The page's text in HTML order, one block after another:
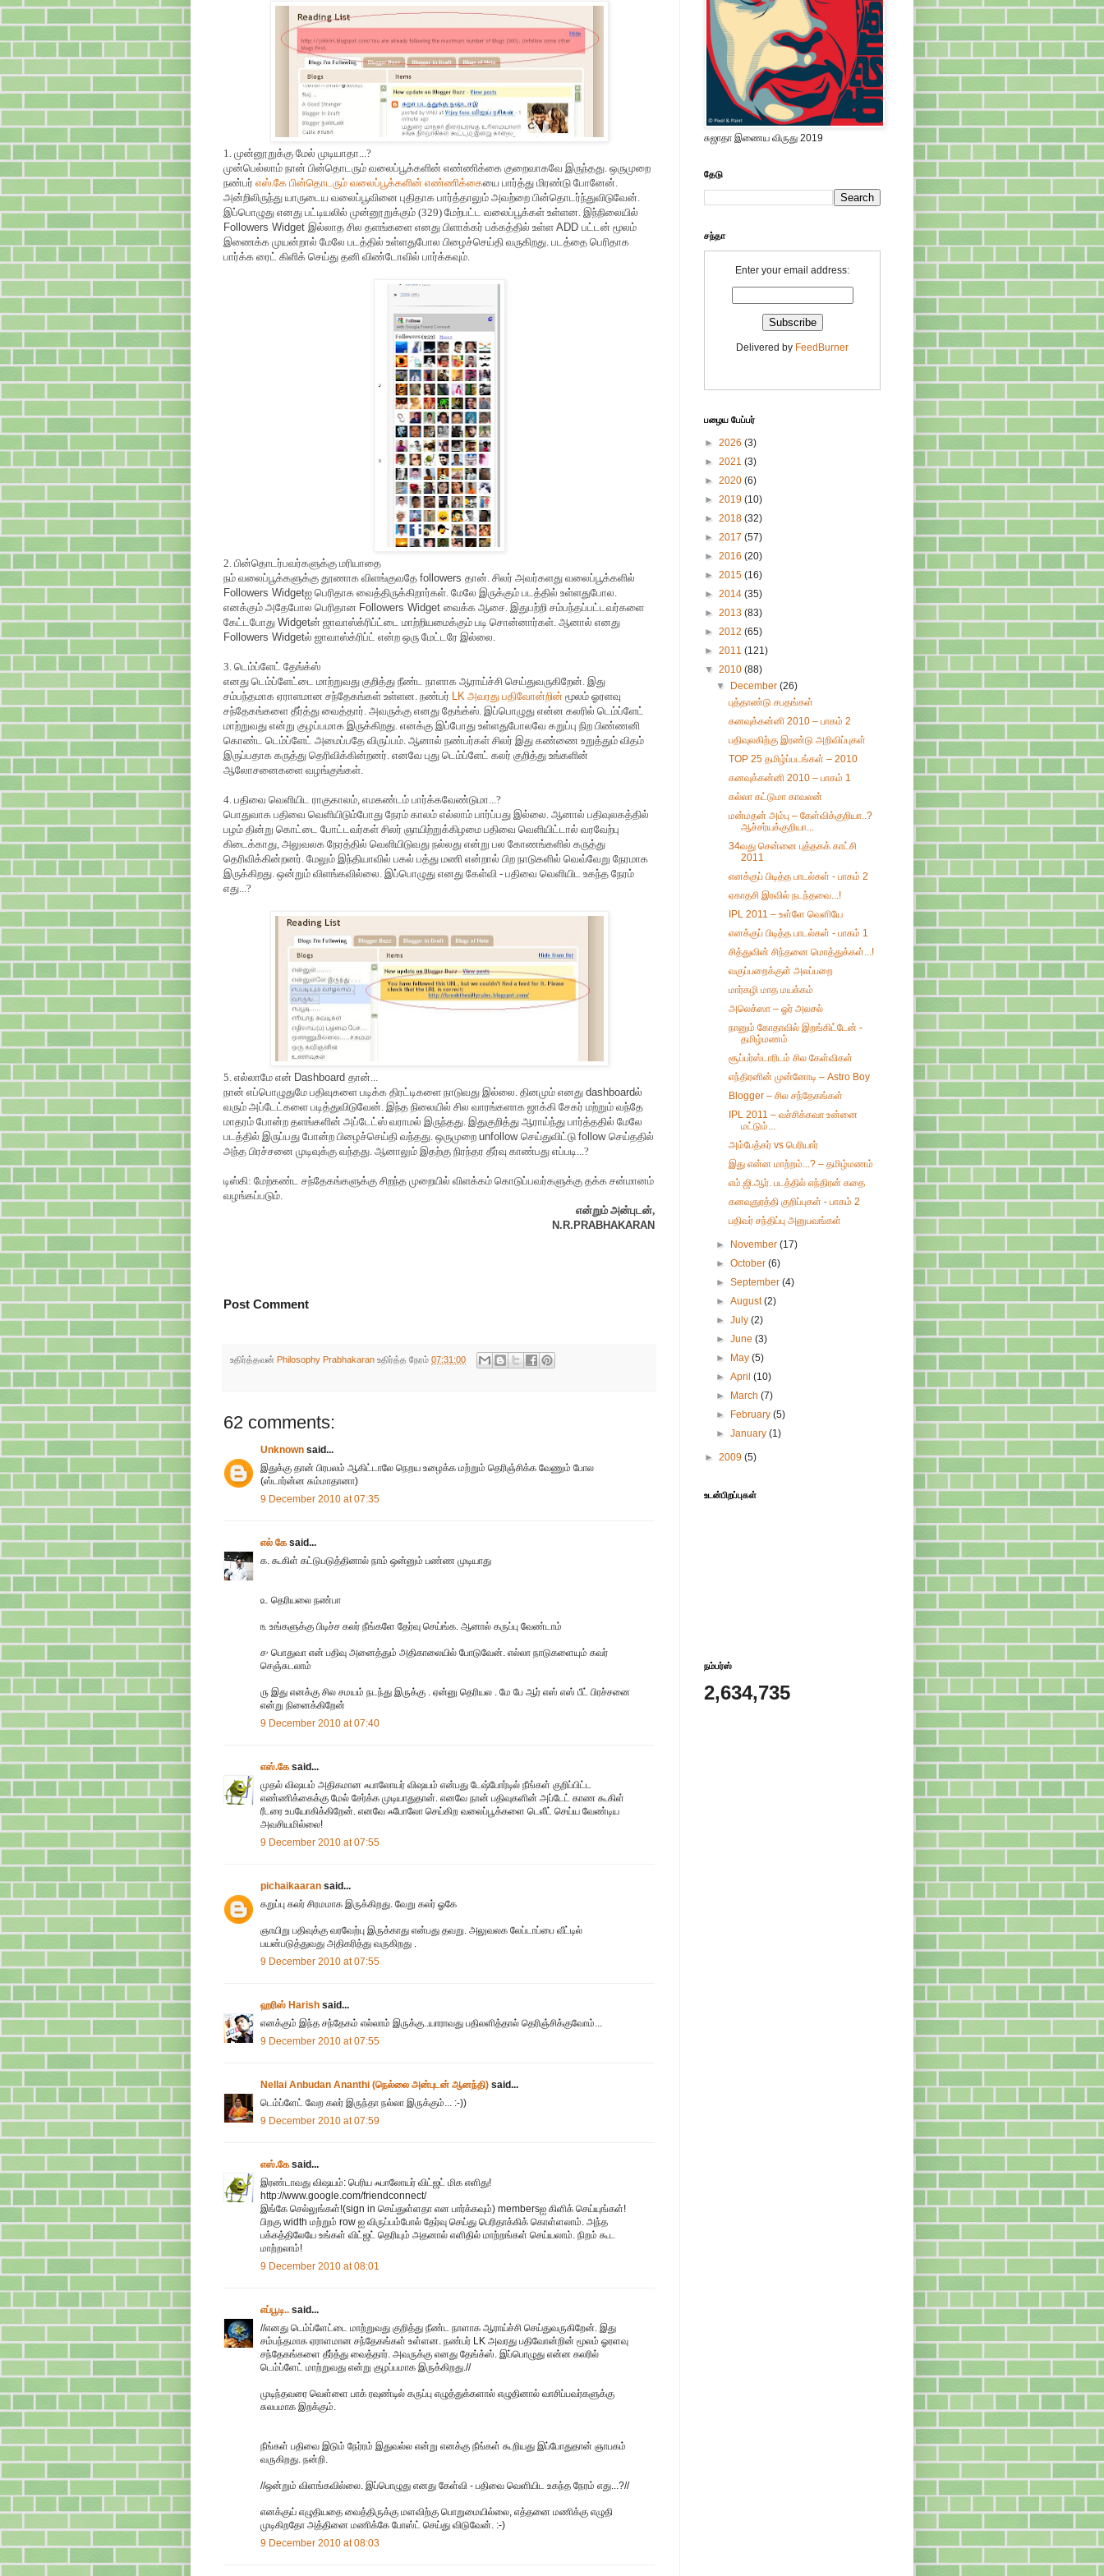
1. முன்னூறுக்கு மேல் முடியாதா...?
முன்பெல்லாம் நான் பின்தொடரும் வலைப்பூக்களின் எண்ணிக்கை குறைவாகவே இருந்தது. ஒருமுறை
நண்பர் எஸ்.கே பின்தொடரும் வலைப்பூக்களின் எண்ணிக்கையை பார்த்து மிரண்டு போனேன்.
அன்றிலிருந்து யாருடைய வலைப்பூவினை புதிதாக பார்த்தாலும் அவற்றை பின்தொடர்ந்துவிடுவேன்.
இப்பொழுது எனது பட்டியலில் முன்னூறுக்கும் (329) மேற்பட்ட வலைப்பூக்கள் உள்ளன. இந்நிலையில்
Followers Widget இல்லாத சில தளங்களை எனது பிளாக்கர் பக்கத்தில் உள்ள ADD பட்டன் மூலம்
இணைக்க முயன்றால் மேலே படத்தில் உள்ளதுபோல பிழைச்செய்தி வருகிறது. படத்தை பெரிதாக
பார்க்க ரைட் கிளிக் செய்து தனி விண்டோவில் பார்க்கவும்.
2. பின்தொடர்பவர்களுக்கு மரியாதை
நம் வலைப்பூக்களுக்கு தூணாக விளங்குவதே followers தான். சிலர் அவர்களது வலைப்பூக்களில்
Followers Widgetஐ பெரிதாக வைத்திருக்கிறார்கள். மேலே இருக்கும் படத்தில் உள்ளதுபோல.
எனக்கும் அதேபோல பெரிதான Followers Widget வைக்க ஆசை. இதுபற்றி சம்பந்தப்பட்டவர்களை
கேட்டபோது Widgetன் ஜாவாஸ்க்ரிப்ட்டை மாற்றியமைக்கும் படி சொன்னார்கள். ஆனால் எனது
Followers Widgetல் ஜாவாஸ்க்ரிப்ட் என்ற ஒரு மேட்டரே இல்லை.
3. டெம்ப்ளேட் தேங்க்ஸ்
எனது டெம்ப்ளேட்டை மாற்றுவது குறித்து நீண்ட நாளாக ஆராய்ச்சி செய்துவருகிறேன். இது
சம்பந்தமாக ஏராளமான சந்தேகங்கள் உள்ளன. நண்பர் LK அவரது பதிவோன்றின் மூலம் ஓரளவு
சந்தேகங்களை தீர்த்து வைத்தார். அவருக்கு எனது தேங்க்ஸ். இப்பொழுது என்ன கலரில் டெம்ப்ளேட்
மாற்றுவது என்று குழப்பமாக இருக்கிறது. எனக்கு இப்போது உள்ளதுபோலவே கறுப்பு நிற பிண்ணனி
கொண்ட டெம்ப்ளேட் அமைப்பதே விருப்பம். ஆனால் நண்பர்கள் சிலர் இது கண்ணை உறுத்தும் விதம்
இருப்பதாக கருத்து தெரிவிக்கின்றனர். எனவே புது டெம்ப்ளேட் கலர் குறித்து உங்களின்
ஆலோசனைகளை வழங்குங்கள்.
4. பதிவை வெளியிட ராகுகாலம், எமகண்டம் பார்க்கவேண்டுமா...?
பொதுவாக பதிவை வெளியிடும்போது நேரம் காலம் எல்லாம் பார்ப்பது இல்லை. ஆனால் பதிவுலகத்தில்
பழம் தின்று கொட்டை போட்டவர்கள் சிலர் ஞாயிற்றுக்கிழமை பதிவை வெளியிட்டால் வரவேற்பு
கிடைக்காது, அலுவலக நேரத்தில் வெளியிடுவது நல்லது என்று பல கோணங்களில் கருத்து
தெரிவிக்கின்றனர். மேலும் இந்தியாவில் பகல் பத்து மணி என்றால் பிற நாடுகளில் வெவ்வேறு நேரமாக
இருக்கிறது. ஒன்றும் விளங்கவில்லை. இப்பொழுது எனது கேள்வி - பதிவை வெளியிட உகந்த நேரம்
எது...?
5. எல்லாமே என் Dashboard தான்...
நான் எப்பொழுதுமே பதிவுகளை படிக்க திரட்டிகளை நாடுவது இல்லை. தினமும் எனது dashboardல்
வரும் அப்டேட்களை படித்துவிடுவேன். இந்த நிலையில் சில வாரங்களாக ஜாக்கி சேகர் மற்றும் வந்தே
மாதரம் போன்ற தளங்களின் அப்டேட்ஸ் வராமல் இருந்தது. இதுகுறித்து ஆராய்ந்து பார்த்ததில் மேலே
படத்தில் இருப்பது போன்ற பிழைச்செய்தி வந்தது. ஒருமுறை unfollow செய்துவிட்டு follow செய்ததில்
அந்த பிரச்சனை முடிவுக்கு வந்தது. ஆனாலும் இதற்கு நிரந்தர தீர்வு காண்பது எப்படி...?
டிஸ்கி: மேற்கண்ட சந்தேகங்களுக்கு சிறந்த முறையில் விளக்கம் கொடுப்பவர்களுக்கு தக்க சன்மானம்
வழங்கப்படும்.
என்றும் அன்புடன்,
N.R.PRABHAKARAN
Post Comment
உதிர்த்தவன் Philosophy Prabhakaran உதிர்த்த நேரம் 07:31:00
62 comments:
Unknown said...
இதுக்கு தான் பிரபலம் ஆகிட்டாலே நெறய உழைக்க மற்றும் தெரிஞ்சிக்க வேணும் போல
(ஸ்டார்ன்ன சும்மாதானா)
9 December 2010 at 07:35
எல் கேsaid...
௧. கூகிள் கட்டுபடுத்தினால் நாம் ஒன்னும் பண்ண முடியாது
௨ தெரியலை நண்பா
௩ உங்களுக்கு பிடிச்ச கலர் நீங்களே தேர்வு செய்ங்க. ஆனால் கருப்பு வேண்டாம்
௪ பொதுவா என் பதிவு அனைத்தும் அதிகாலையில் போடுவேன். எல்லா நாடுகளையும் கவர்
செஞ்சுடலாம்
௫ இது எனக்கு சில சமயம் நடந்து இருக்கு . ஏன்னு தெரியல . மே பே ஆர் எஸ் எஸ் பீட் பிரச்சனை
என்று நினைக்கிறேன்
9 December 2010 at 07:40
எஸ்.கேsaid...
முதல் விஷயம் அதிகமான ஃபாலோயர் விஷயம் என்பது டேஷ்போர்டில் நீங்கள் குறிப்பிட்ட
எண்ணிக்கைக்கு மேல் சேர்க்க முடியாதுதான். எனவே நான் பதிவுகளின் அப்டேட் காண கூகிள்
ரீடரை உபயோகிக்கிறேன். எனவே ஃபோலோ செய்கிற வலைப்பூக்களை டெலீட் செய்ய வேண்டிய
அவசியமில்லை!
9 December 2010 at 07:55
pichaikaaran said...
கறுப்பு கலர் சிரமமாக இருக்கிறது. வேறு கலர் ஓகே
ஞாயிறு பதிவுக்கு வரவேற்பு இருக்காது என்பது தவறு. அலுவலக லேப்டாப்பை வீட்டில்
பயன்படுத்துவது அதிகரித்து வருகிறது .
9 December 2010 at 07:55
ஹரிஸ் Harish said...
எனக்கும் இந்த சந்தேகம் எல்லாம் இருக்கு..யாராவது பதிலளித்தால் தெரிஞ்சிக்குவோம்...
9 December 2010 at 07:55
Nellai Anbudan Ananthi (நெல்லை அன்புடன் ஆனந்தி) said...
டெம்ப்ளேட் வேற கலர் இருந்தா நல்லா இருக்கும்... :-))
9 December 2010 at 07:59
எஸ்.கேsaid...
இரண்டாவது விஷயம்: பெரிய ஃபாலோயர் விட்ஜட் மிக எளிது!
http://www.google.com/friendconnect/
இங்கே செல்லுங்கள்!(sign in செய்துள்ளதா என பார்க்கவும்) membersஐ கிளிக் செய்யுங்கள்!
பிறகு width மற்றும் row ஐ விருப்பம்போல் தேர்வு செய்து பெரிதாக்கிக் கொள்ளலாம். அந்த
பக்கத்திலேயே உங்கள் விட்ஜட் தெரியும் அதனால் எளிதில் மாற்றங்கள் செய்யலாம். நிறம் கூட
மாற்றலாம்!
9 December 2010 at 08:01
எப்பூடி.. said...
//எனது டெம்ப்ளேட்டை மாற்றுவது குறித்து நீண்ட நாளாக ஆராய்ச்சி செய்துவருகிறேன். இது
சம்பந்தமாக ஏராளமான சந்தேகங்கள் உள்ளன. நண்பர் LK அவரது பதிவோன்றின் மூலம் ஓரளவு
சந்தேகங்களை தீர்த்து வைத்தார். அவருக்கு எனது தேங்க்ஸ். இப்பொழுது என்ன கலரில்
டெம்ப்ளேட் மாற்றுவது என்று குழப்பமாக இருக்கிறது.//
முடிந்தவரை வெள்ளை பாக் ரவுண்டில் கருப்பு எழுத்துக்களால் எழுதினால் வாசிப்பவர்களுக்கு
சுலபமாக இறக்கும்.
நீங்கள் பதிவை இடும் நேர்ரம் இதுவல்ல என்று எனக்கு நீங்கள் கூறியது இப்போதுதான் ஞாபகம்
வருகிறது. நன்றி.
//ஒன்றும் விளங்கவில்லை. இப்பொழுது எனது கேள்வி - பதிவை வெளியிட உகந்த நேரம் எது...?//
எனக்குய் எழுதியதை வைத்திருக்கு மளவிற்கு பொறுமையில்லை, எத்தனை மணிக்கு எழுதி
முடிகிறதோ அத்தினை மணிக்கே போஸ்ட் செய்து விடுவேன். :-)
9 December 2010 at 08:03
சுஜாதா இணைய விருது 2019
தேடு
சந்தா
Enter your email address:
Delivered by FeedBurner
பழைய பேப்பர்
► 2026 (3)
► 2021 (3)
► 2020 (6)
► 2019 (10)
► 2018 (32)
► 2017 (57)
► 2016 (20)
► 2015 (16)
► 2014 (35)
► 2013 (83)
► 2012 (65)
► 2011 (121)
▼ 2010 (88)
▼
December(26)
புத்தாண்டு சபதங்கள்
கனவுக்கன்னி 2010 – பாகம் 2
பதிவுலகிற்கு இரண்டு அறிவிப்புகள்
TOP 25 தமிழ்ப்படங்கள் – 2010
கனவுக்கன்னி 2010 – பாகம் 1
கல்லா கட்டுமா காவலன்
மன்மதன் அம்பு – கேள்விக்குறியா..?
ஆச்சர்யக்குறியா...
34வது சென்னை புத்தகக் காட்சி
2011
எனக்குப் பிடித்த பாடல்கள் - பாகம் 2
ஏகாதசி இரவில் நடந்தவை...!
IPL 2011 – உள்ளே வெளியே
எனக்குப் பிடித்த பாடல்கள் - பாகம் 1
சித்துவின் சிந்தனை மொத்துக்கள்...!
வகுப்பறைக்குள் அலப்பறை
மார்கழி மாத மயக்கம்
அலெக்ஸா – ஓர் அலசல்
நானும் கோதாவில் இறங்கிட்டேன் -
தமிழ்மணம்
சூப்பர்ஸ்டாரிடம் சில கேள்விகள்
எந்திரனின் முன்னோடி – Astro Boy
Blogger – சில சந்தேகங்கள்
IPL 2011 – வச்சிக்கவா உன்னை
மட்டும்...
அம்பேத்கர் vs பெரியார்
இது என்ன மாற்றம்...? – தமிழ்மணம்
எம்.ஜி.ஆர். படத்தில் எந்திரன் கதை
கனவுதுரத்தி குறிப்புகள் - பாகம் 2
பதிவர் சந்திப்பு அனுபவங்கள்
► November(17)
►October(6)
►September(4)
►August(2)
►July(2)
►June(3)
►
May(5)
►April(10)
►
March(7)
►
February(5)
►January(1)
► 2009 (5)
உடன்பிறப்புகள்
நம்பர்ஸ்
2,634,735